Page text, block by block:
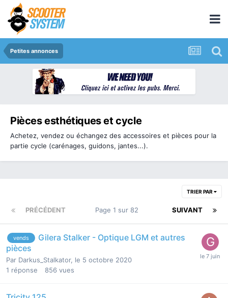
Petites annonces
Pièces esthétiques et cycle
Achetez, vendez ou échangez des accessoires et pièces pour la
partie cycle (carénages, guidons, jantes...).
TRIER PAR
PRÉCÉDENT SUIVANT
Page 1 sur 82
vends
Gilera Stalker - Optique LGM et autres
pièces
Par Darkus_Stalkator, le 5 octobre 2020
1 réponse 856 vues